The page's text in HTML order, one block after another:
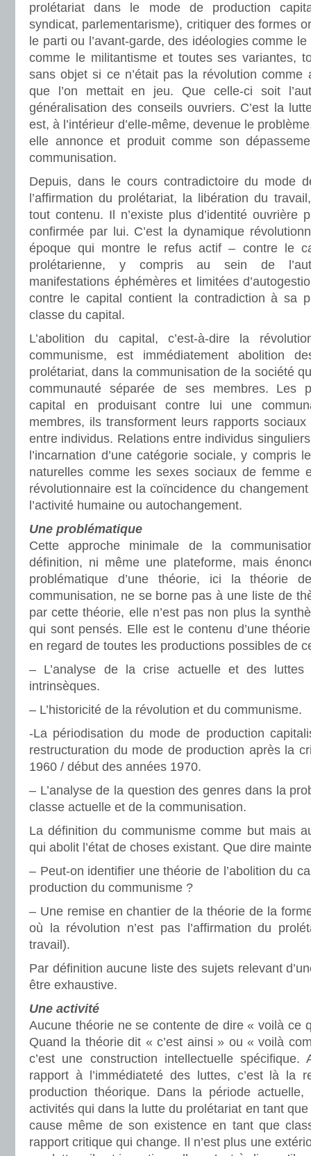
prolétariat dans le mode de production
syndicat, parlementarisme), critiquer des formes
le parti ou l’avant-garde, des idéologies comme
comme le militantisme et toutes ses variantes,
sans objet si ce n’était pas la révolution comme
que l’on mettait en jeu. Que celle-ci soit
généralisation des conseils ouvriers. C’est la
est, à l’intérieur d’elle-même, devenue le
elle annonce et produit comme son
communisation.
Depuis, dans le cours contradictoire du mode
l’affirmation du prolétariat, la libération du
tout contenu. Il n’existe plus d’identité ouvrière
confirmée par lui. C’est la dynamique
époque qui montre le refus actif – contre le
prolétarienne, y compris au sein de
manifestations éphémères et limitées
contre le capital contient la contradiction à sa
classe du capital.
L’abolition du capital, c’est-à-dire la
communisme, est immédiatement abolition
prolétariat, dans la communisation de la société
communauté séparée de ses membres. Les
capital en produisant contre lui une
membres, ils transforment leurs rapports
entre individus. Relations entre individus
l’incarnation d’une catégorie sociale, y compris
naturelles comme les sexes sociaux de femme
révolutionnaire est la coïncidence du
l’activité humaine ou autochangement.
Une problématique
Cette approche minimale de la
définition, ni même une plateforme, mais
problématique d’une théorie, ici la théorie
communisation, ne se borne pas à une liste de
par cette théorie, elle n’est pas non plus la
qui sont pensés. Elle est le contenu d’une
en regard de toutes les productions possibles de
– L’analyse de la crise actuelle et des
intrinsèques.
– L’historicité de la révolution et du communisme.
-La périodisation du mode de production
restructuration du mode de production après la
1960 / début des années 1970.
– L’analyse de la question des genres dans la
classe actuelle et de la communisation.
La définition du communisme comme but mais
qui abolit l’état de choses existant. Que dire
– Peut-on identifier une théorie de l’abolition du
production du communisme ?
– Une remise en chantier de la théorie de la
où la révolution n’est pas l’affirmation du
travail).
Par définition aucune liste des sujets relevant
être exhaustive.
Une activité
Aucune théorie ne se contente de dire « voilà ce
Quand la théorie dit « c’est ainsi » ou « voilà
c’est une construction intellectuelle
rapport à l’immédiateté des luttes, c’est là la
production théorique. Dans la période actuelle,
activités qui dans la lutte du prolétariat en tant
cause même de son existence en tant que
rapport critique qui change. Il n’est plus une